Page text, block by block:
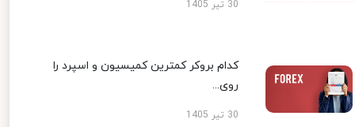
30 تیر 1405
کدام بروکر کمترین کمیسیون و اسپرد را
روی...
30 تیر 1405